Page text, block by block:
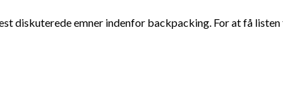
diskuterede emner indenfor backpacking. For at få